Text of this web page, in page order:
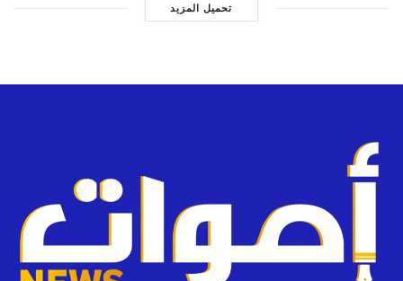
تحميل المزيد